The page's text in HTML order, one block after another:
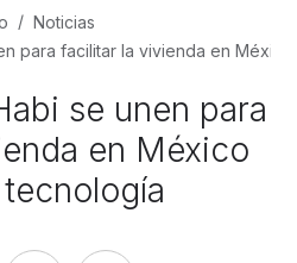
Noticias
para facilitar la vivienda en
se unen para
en México